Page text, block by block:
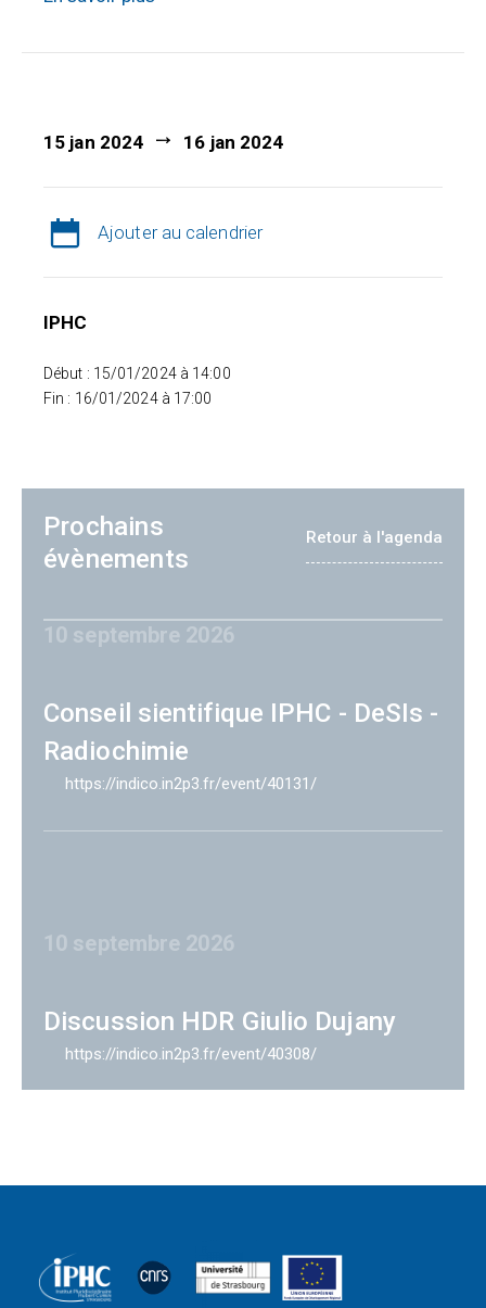
15 jan 2024 16 jan 2024
Ajouter au calendrier
IPHC
Début : 15/01/2024 à 14:00
Fin : 16/01/2024 à 17:00
Prochains
évènements
Retour à l'agenda
10 septembre 2026
Conseil sientifique IPHC - DeSIs -
Radiochimie
https://indico.in2p3.fr/event/40131/
10 septembre 2026
Discussion HDR Giulio Dujany
https://indico.in2p3.fr/event/40308/